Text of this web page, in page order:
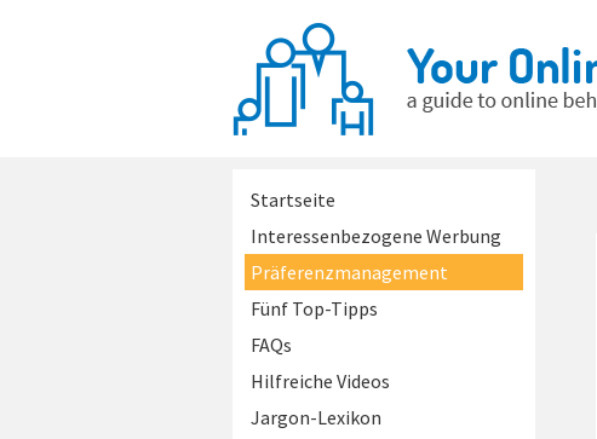
Startseite
Interessenbezogene Werbung
Präferenzmanagement
Fünf Top-Tipps
FAQs
Hilfreiche Videos
Jargon-Lexikon